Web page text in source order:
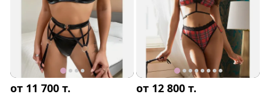
от 11 700т. от 12 800т.